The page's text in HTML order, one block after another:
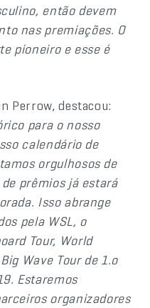
então devem
nas premiações. O
pioneiro e esse é
Perrow, destacou:
para o nosso
calendário de
orgulhosos de
prêmios já estará
Isso abrange
pela WSL, o
Tour, World
Wave Tour de 1.o
Estaremos
organizadores